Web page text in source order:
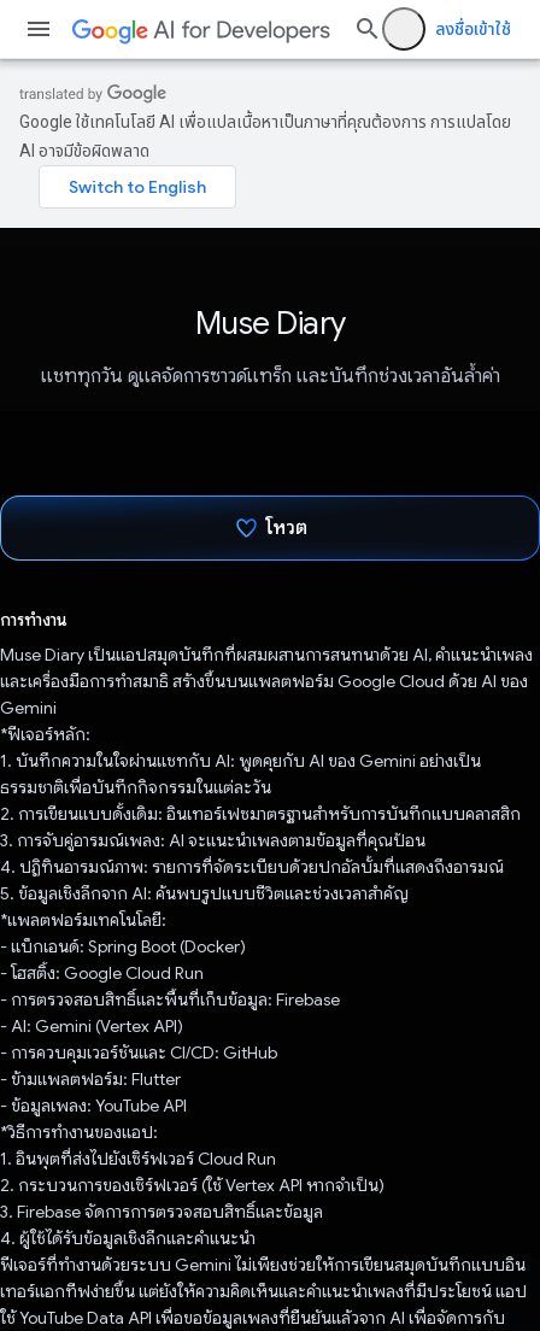
ลงชื่อเข้าใช้
Google ใช้เทคโนโลยี AI เพื่อแปลเนื้อหาเป็นภาษาที่คุณต้องการ การแปลโดย
AI อาจมีข้อผิดพลาด
Muse Diary
แชททุกวัน ดูแลจัดการซาวด์แทร็ก และบันทึกช่วงเวลาอันล้ำค่า
โหวต
การทำงาน
Muse Diary เป็นแอปสมุดบันทึกที่ผสมผสานการสนทนาด้วย AI, คำแนะนำเพลง
และเครื่องมือการทำสมาธิ สร้างขึ้นบนแพลตฟอร์ม Google Cloud ด้วย AI ของ
Gemini
*ฟีเจอร์หลัก:
1. บันทึกความในใจผ่านแชทกับ AI: พูดคุยกับ AI ของ Gemini อย่างเป็น
ธรรมชาติเพื่อบันทึกกิจกรรมในแต่ละวัน
2. การเขียนแบบดั้งเดิม: อินเทอร์เฟซมาตรฐานสำหรับการบันทึกแบบคลาสสิก
3. การจับคู่อารมณ์เพลง: AI จะแนะนำเพลงตามข้อมูลที่คุณป้อน
4. ปฏิทินอารมณ์ภาพ: รายการที่จัดระเบียบด้วยปกอัลบั้มที่แสดงถึงอารมณ์
5. ข้อมูลเชิงลึกจาก AI: ค้นพบรูปแบบชีวิตและช่วงเวลาสำคัญ
*แพลตฟอร์มเทคโนโลยี:
- แบ็กเอนด์: Spring Boot (Docker)
- โฮสติ้ง: Google Cloud Run
- การตรวจสอบสิทธิ์และพื้นที่เก็บข้อมูล: Firebase
- AI: Gemini (Vertex API)
- การควบคุมเวอร์ชันและ CI/CD: GitHub
- ข้ามแพลตฟอร์ม: Flutter
- ข้อมูลเพลง: YouTube API
*วิธีการทำงานของแอป:
1. อินพุตที่ส่งไปยังเซิร์ฟเวอร์ Cloud Run
2. กระบวนการของเซิร์ฟเวอร์ (ใช้ Vertex API หากจําเป็น)
3. Firebase จัดการการตรวจสอบสิทธิ์และข้อมูล
4. ผู้ใช้ได้รับข้อมูลเชิงลึกและคําแนะนํา
ฟีเจอร์ที่ทำงานด้วยระบบ Gemini ไม่เพียงช่วยให้การเขียนสมุดบันทึกแบบอิน
เทอร์แอกทีฟง่ายขึ้น แต่ยังให้ความคิดเห็นและคำแนะนำเพลงที่มีประโยชน์ แอป
ใช้ YouTube Data API เพื่อขอข้อมูลเพลงที่ยืนยันแล้วจาก AI เพื่อจัดการกับ